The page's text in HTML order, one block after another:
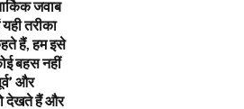
जवाब
तरीका
हैं, हम इसे
बहस नहीं
और
देखते हैं और